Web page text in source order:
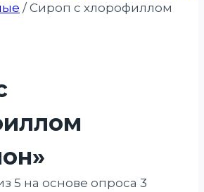
/ Сироп с хлорофиллом
5 на основе опроса 3